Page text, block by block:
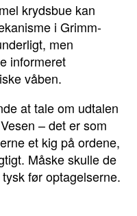
krydsbue kan
i Grimm-
men
informeret
våben.
at tale om udtalen
– det er som
et kig på ordene,
Måske skulle de
før optagelserne.